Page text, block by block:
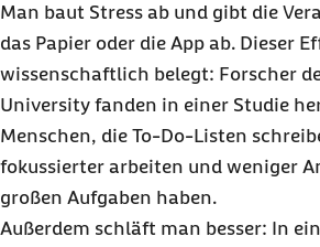
Man baut Stress ab und gibt die
das Papier oder die App ab. Dieser
wissenschaftlich belegt: Forscher
University fanden in einer Studie
Menschen, die To-Do-Listen
fokussierter arbeiten und weniger
großen Aufgaben haben.
Außerdem schläft man besser: In